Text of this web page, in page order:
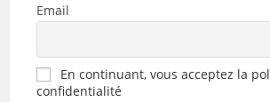
Email
En continuant, vous acceptez la
confidentialité